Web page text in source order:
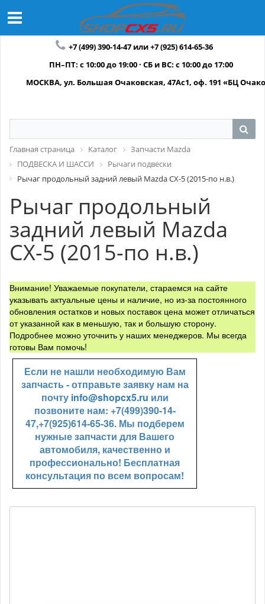
+7 (499) 390-14-47 или +7 (925) 614-65-36
ПН–ПТ: с 10:00 до 19:00 · СБ и ВС: с 10:00 до 17:00
МОСКВА, ул. Большая Очаковская, 47Ас1, оф. 191 «БЦ
Главная страница Каталог
Запчасти Mazda
ПОДВЕСКА И ШАССИ
Рычаги подвески
Рычаг продольный задний левый Mazda CX-5 (2015-по н.в.)
Рычаг продольный
задний левый Mazda
CX-5 (2015-по н.в.)
Внимание! Уважаемые покупатели, стараемся на сайте
указывать актуальные цены и наличие, но из-за постоянного
обновления остатков и новых поставок цена может отличаться
от указанной как в меньшую, так и большую сторону.
Подробнее можно уточнить у наших менеджеров. Мы всегда
готовы Вам помочь!
Если не нашли необходимую Вам
запчасть - отправьте заявку нам на
почту info@shopcx5.ru или
позвоните нам: +7(499)390-14-
47,+7(925)614-65-36. Мы подберем
нужные запчасти для Вашего
автомобиля, качественно и
профессионально! Бесплатная
консультация по всем вопросам!